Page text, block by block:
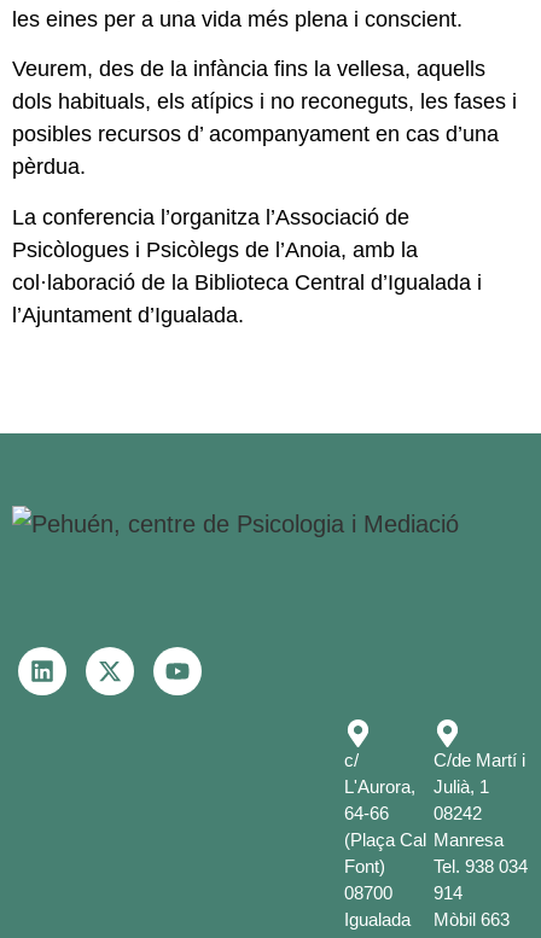
les eines per a una vida més plena i conscient.
Veurem, des de la infància fins la vellesa, aquells
dols habituals, els atípics i no reconeguts, les fases i
posibles recursos d’ acompanyament en cas d’una
pèrdua.
La conferencia l’organitza l’Associació de
Psicòlogues i Psicòlegs de l’Anoia, amb la
col·laboració de la Biblioteca Central d’Igualada i
l’Ajuntament d’Igualada.
c/
L'Aurora,
64-66
(Plaça Cal
Font)
08700
Igualada
C/de Martí i
Julià, 1
08242
Manresa
Tel.938 034
914
Mòbil663